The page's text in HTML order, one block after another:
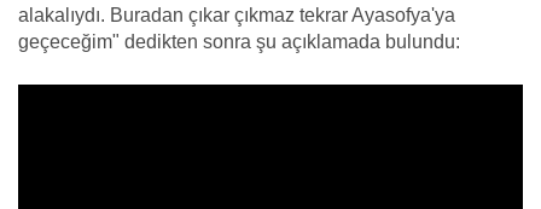
alakalıydı. Buradan çıkar çıkmaz tekrar Ayasofya'ya
geçeceğim" dedikten sonra şu açıklamada bulundu: